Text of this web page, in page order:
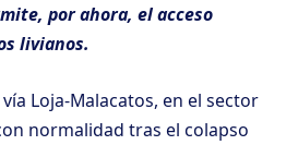
por ahora, el acceso
livianos.
Loja-Malacatos, en el sector
normalidad tras el colapso